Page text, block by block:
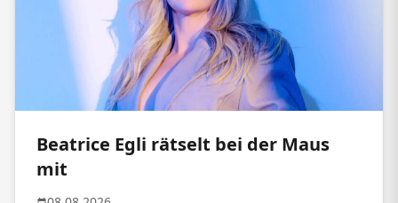
Beatrice Egli rätselt bei der Maus
mit